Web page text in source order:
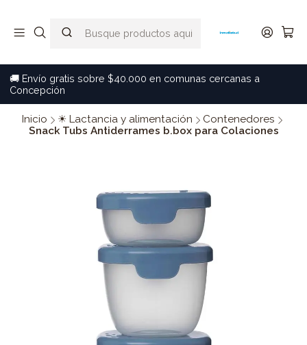
🚚 Envío gratis sobre $40.000 en comunas cercanas a
Concepción
Inicio ☀ Lactancia y alimentación
Contenedores
Snack Tubs Antiderrames b.box para Colaciones